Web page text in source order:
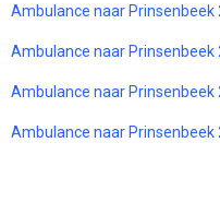
Ambulance naar
Ambulance naar
Ambulance naar
Ambulance naar